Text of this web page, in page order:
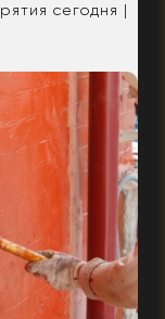
сегодня |